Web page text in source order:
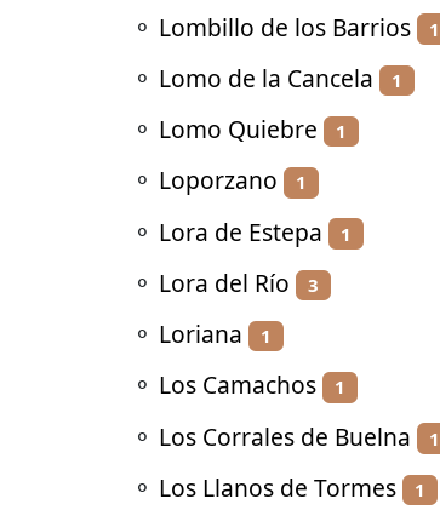
⚬ Lombillo de los Barrios 1
⚬ Lomo de la Cancela 1
⚬ Lomo Quiebre 1
⚬ Loporzano 1
⚬ Lora de Estepa 1
⚬ Lora del Río 3
⚬ Loriana 1
⚬ Los Camachos 1
⚬ Los Corrales de Buelna 1
⚬ Los Llanos de Tormes 1